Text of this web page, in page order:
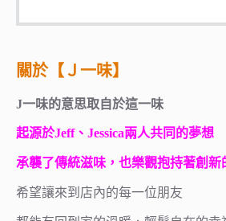
關於【Ｊ一味】
J一味的意思取自於這一味
起源於Jeff、Jessica兩人共同的夢想
承襲了傳統滋味，也樂觀抱持著創新
希望讓來到店內的每一位朋友